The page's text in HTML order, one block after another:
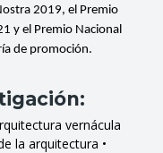
2019, el Premio
y el Premio Nacional
de promoción.
vernácula
la arquitectura •